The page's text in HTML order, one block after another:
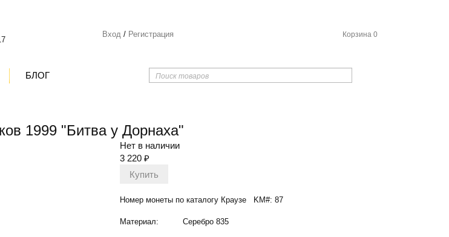
Вход/Регистрация Корзина 0
БЛОГ
1999 "Битва у Дорнаха"
Нет в наличии
3 220 ₽
Номер монеты по каталогу Краузе KM#: 87
Материал: Серебро 835